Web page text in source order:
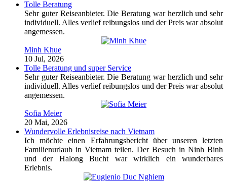
Tolle Beratung
Sehr guter Reiseanbieter. Die Beratung war herzlich und sehr
individuell. Alles verlief reibungslos und der Preis war absolut
angemessen.
Minh Khue
10 Jul, 2026
Tolle Beratung und super Service
Sehr guter Reiseanbieter. Die Beratung war herzlich und sehr
individuell. Alles verlief reibungslos und der Preis war absolut
angemessen.
Sofia Meier
20 Mai, 2026
Wundervolle Erlebnisreise nach Vietnam
Ich möchte einen Erfahrungsbericht über unseren letzten
Familienurlaub in Vietnam teilen. Der Besuch in Ninh Binh
und der Halong Bucht war wirklich ein wunderbares
Erlebnis.